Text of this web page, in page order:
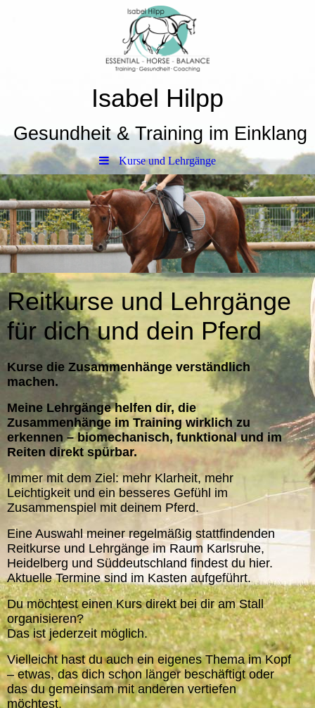
Isabel Hilpp
Gesundheit & Training im Einklang
Kurse und Lehrgänge
Reitkurse und Lehrgänge
für dich und dein Pferd
Kurse die Zusammenhänge verständlich
machen.
Meine Lehrgänge helfen dir, die
Zusammenhänge im Training wirklich zu
erkennen – biomechanisch, funktional und im
Reiten direkt spürbar.
Immer mit dem Ziel: mehr Klarheit, mehr
Leichtigkeit und ein besseres Gefühl im
Zusammenspiel mit deinem Pferd.
Eine Auswahl meiner regelmäßig stattfindenden
Reitkurse und Lehrgänge im Raum Karlsruhe,
Heidelberg und Süddeutschland findest du hier.
Aktuelle Termine sind im Kasten aufgeführt.
Du möchtest einen Kurs direkt bei dir am Stall
organisieren?
Das ist jederzeit möglich.
Vielleicht hast du auch ein eigenes Thema im Kopf
– etwas, das dich schon länger beschäftigt oder
das du gemeinsam mit anderen vertiefen
möchtest.